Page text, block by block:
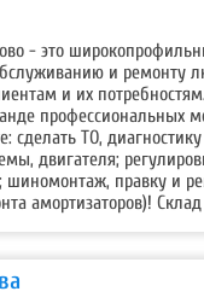
- это
и ремонту
и их
профессиональных
сделать ТО,
двигателя;
шиномонтаж, правку и
амортизаторов)!